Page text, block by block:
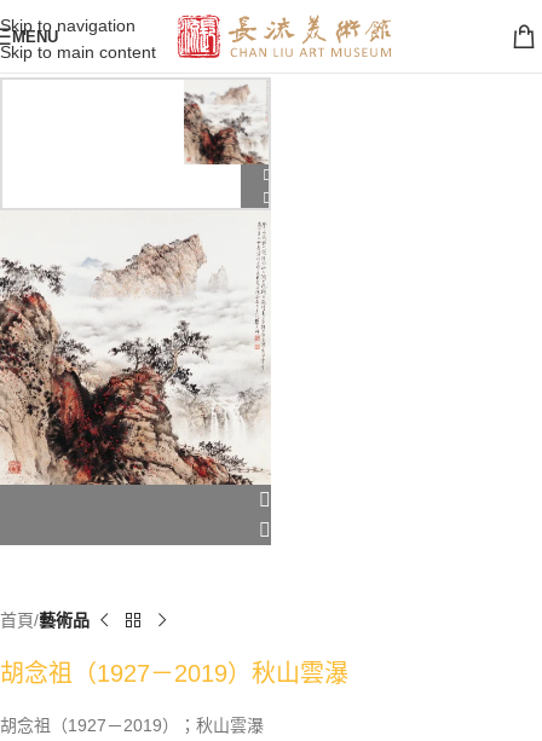
Skip to navigation
Skip to main content
MENU
首頁 藝術品
胡念祖（1927－2019）秋山雲瀑
胡念祖（1927－2019）；秋山雲瀑